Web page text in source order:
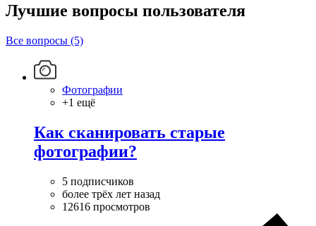
Лучшие вопросы пользователя
Все вопросы (5)
Фотографии
+1 ещё
Как сканировать старые
фотографии?
5 подписчиков
более трёх лет назад
12616 просмотров